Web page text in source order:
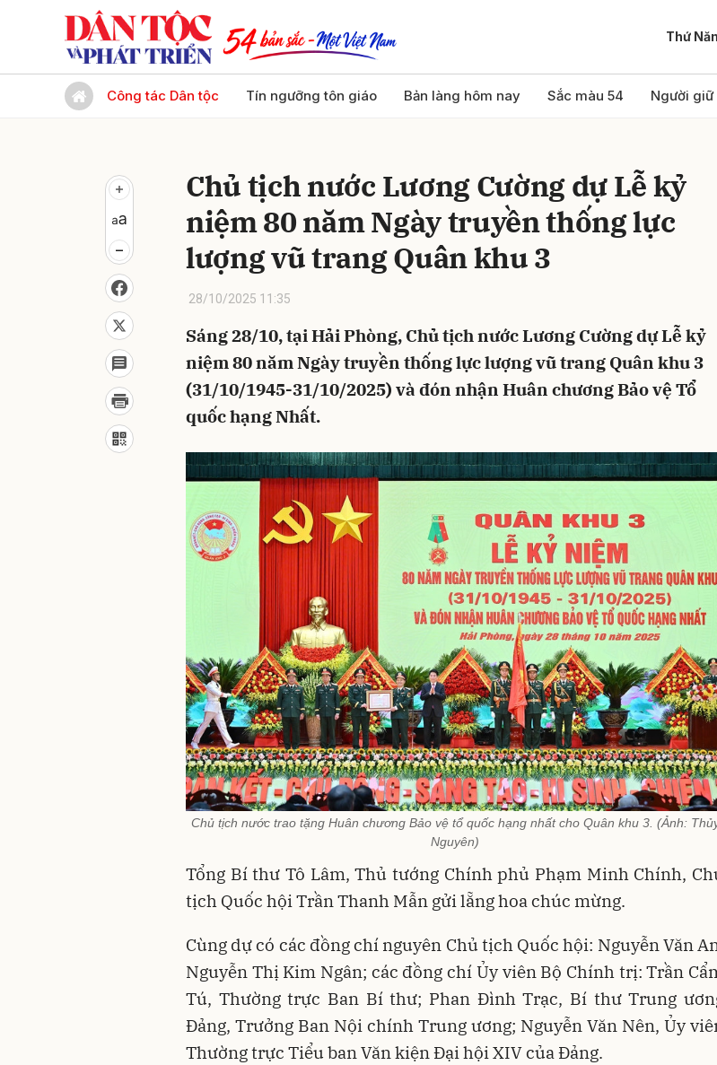
Thứ
Công tác Dân tộc Tín ngưỡng tôn giáo Bản làng hôm nay Sắc màu 54 Người giữ
Chủ tịch nước Lương Cường dự Lễ kỷ
niệm 80 năm Ngày truyền thống lực
lượng vũ trang Quân khu 3
28/10/2025 11:35
Sáng 28/10, tại Hải Phòng, Chủ tịch nước Lương Cường dự Lễ kỷ
niệm 80 năm Ngày truyền thống lực lượng vũ trang Quân khu 3
(31/10/1945-31/10/2025) và đón nhận Huân chương Bảo vệ Tổ
quốc hạng Nhất.
Chủ tịch nước trao tặng Huân chương Bảo vệ tổ quốc hạng nhất cho Quân khu 3. (Ảnh:
Nguyên)
Tổng Bí thư Tô Lâm, Thủ tướng Chính phủ Phạm Minh Chính,
tịch Quốc hội Trần Thanh Mẫn gửi lẵng hoa chúc mừng.
Cùng dự có các đồng chí nguyên Chủ tịch Quốc hội: Nguyễn Văn
Nguyễn Thị Kim Ngân; các đồng chí Ủy viên Bộ Chính trị: Trần
Tú, Thường trực Ban Bí thư; Phan Đình Trạc, Bí thư Trung
Đảng, Trưởng Ban Nội chính Trung ương; Nguyễn Văn Nên, Ủy
Thường trực Tiểu ban Văn kiện Đại hội XIV của Đảng.
Gửi bình luận